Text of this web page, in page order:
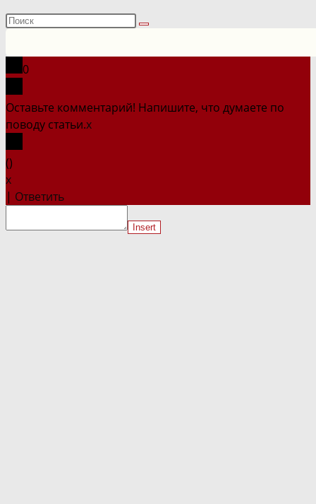
Поиск
сайте
0
Оставьте комментарий! Напишите, что думаете по
поводу статьи.x
()
x
| Ответить
Insert